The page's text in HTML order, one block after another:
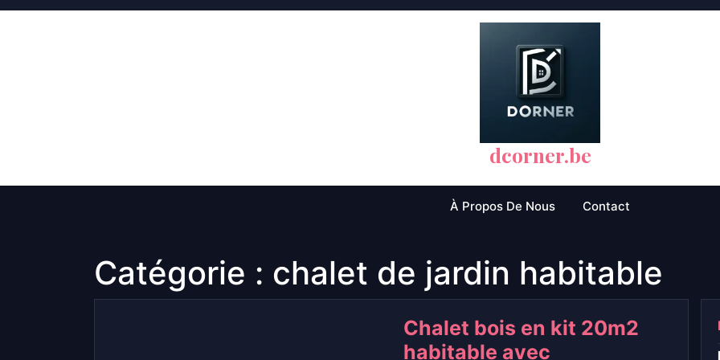
Skip
dcorner.be
À Propos De Nous Contact
Catégorie : chalet de jardin habitable
Chalet bois en kit 20m2
habitable avec